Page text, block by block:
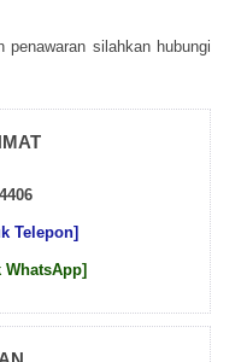
sіlаhkаn hubungі
Telepon]